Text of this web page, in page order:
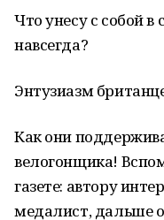
Что унесу с собой
навсегда?
Энтузиазм
Как они
велогонщика!
газете: автору
медалист, дальше